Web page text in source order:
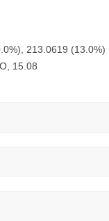
213.0619 (13.0%)
15.08